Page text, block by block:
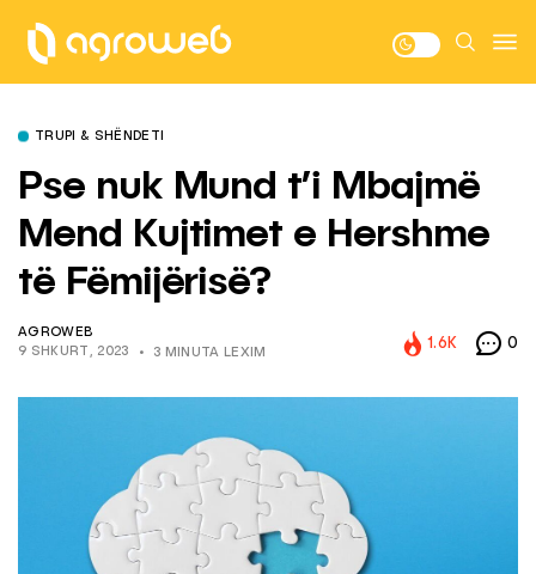
TRUPI & SHËNDETI
Pse nuk Mund t’i Mbajmë
Mend Kujtimet e Hershme
të Fëmijërisë?
AGROWEB
9 SHKURT, 2023
3 MINUTA LEXIM
1.6K 0